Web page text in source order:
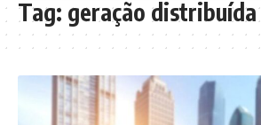
Tag: geração distribuída